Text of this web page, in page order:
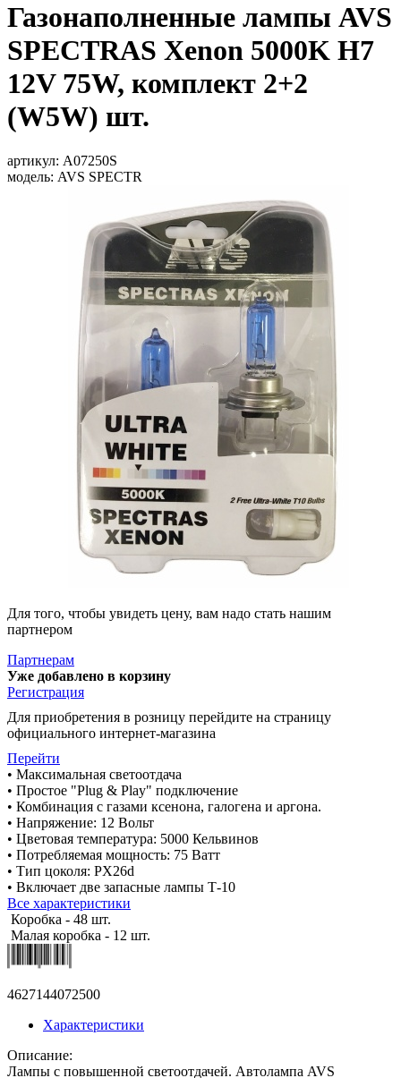
Газонаполненные лампы AVS
SPECTRAS Xenon 5000K H7
12V 75W, комплект 2+2
(W5W) шт.
артикул: A07250S
модель: AVS SPECTR
Для того, чтобы увидеть цену, вам надо стать нашим
партнером
Партнерам
Уже добавлено в корзину
Регистрация
Для приобретения в розницу перейдите на страницу
официального интернет-магазина
Перейти
• Максимальная светоотдача
• Простое "Plug & Play" подключение
• Комбинация с газами ксенона, галогена и аргона.
• Напряжение: 12 Вольт
• Цветовая температура: 5000 Кельвинов
• Потребляемая мощность: 75 Ватт
• Тип цоколя: PX26d
• Включает две запасные лампы Т-10
Все характеристики
Коробка - 48 шт.
Малая коробка - 12 шт.
4627144072500
Характеристики
Описание:
Лампы с повышенной светоотдачей. Автолампа AVS